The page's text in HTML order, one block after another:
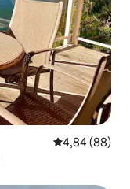
4,84 de uma
4,84 (88)